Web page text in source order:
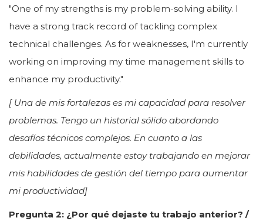
"One of my strengths is my problem-solving ability. I
have a strong track record of tackling complex
technical challenges. As for weaknesses, I'm currently
working on improving my time management skills to
enhance my productivity."
[ Una de mis fortalezas es mi capacidad para resolver
problemas. Tengo un historial sólido abordando
desafíos técnicos complejos. En cuanto a las
debilidades, actualmente estoy trabajando en mejorar
mis habilidades de gestión del tiempo para aumentar
mi productividad]
Pregunta 2: ¿Por qué dejaste tu trabajo anterior? /